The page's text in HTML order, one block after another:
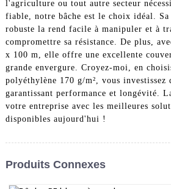
l'agriculture ou tout autre secteur
fiable, notre bâche est le choix idéal.
robuste la rend facile à manipuler et à
compromettre sa résistance. De plus,
x 100 m, elle offre une excellente
grande envergure. Croyez-moi, en
polyéthylène 170 g/m², vous investissez
garantissant performance et longévité.
votre entreprise avec les meilleures
disponibles aujourd'hui !
Produits Connexes